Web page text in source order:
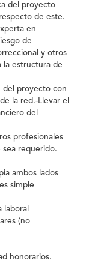
del proyecto
de este.
en
de
y otros
la estructura de
del proyecto con
la red.-Llevar el
del
profesionales
sea requerido.
ambos lados
simple
laboral
(no
honorarios.